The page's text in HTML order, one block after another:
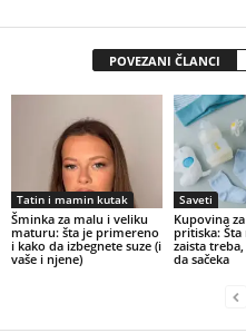
POVEZANI ČLANCI
Tatin i mamin kutak
Šminka za malu i veliku
maturu: šta je primereno
i kako da izbegnete suze (i
vaše i njene)
Saveti
Kupovina
pritiska:
zaista
da sačeka